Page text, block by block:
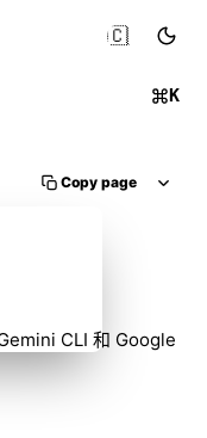
K
🇨🇳
Copy page
CLI 和 Google